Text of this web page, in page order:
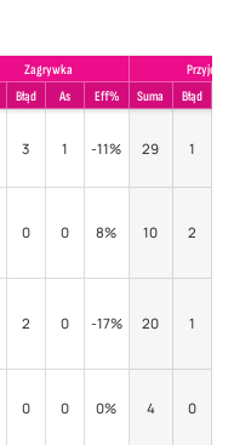
Zagrywka
Przyjecie
Błąd As Eff% Suma Błąd
3 1 -11% 29 1
0 0 8% 10 2
2 0 -17% 20 1
0 0 0% 4 0